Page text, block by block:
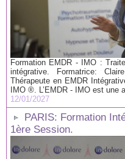
Formation EMDR - IMO :
intégrative. Formatrice:
Thérapeute en EMDR
IMO ®. L’EMDR - IMO est une
12/01/2027
PARIS: Formation
1ère Session.